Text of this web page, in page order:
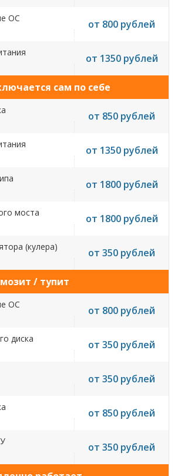
ОС от 800 рублей
от 1350 рублей
сам по себе
от 850 рублей
от 1350 рублей
от 1800 рублей
моста от 1800 рублей
(кулера) от 350 рублей
/ тупит
ОС от 800 рублей
диска от 350 рублей
от 350 рублей
от 850 рублей
от 350 рублей